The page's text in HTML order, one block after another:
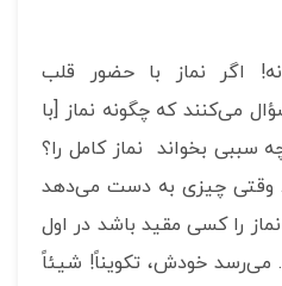
اگر نماز با حضور قلب
می‌کنند که چگونه نماز [با
سببی بخواند نماز کامل را؟
وقتی چیزی به دست می‌دهد
را کسی مقید باشد در اول
می‌رسد خودش، تکویناً! شیئاً